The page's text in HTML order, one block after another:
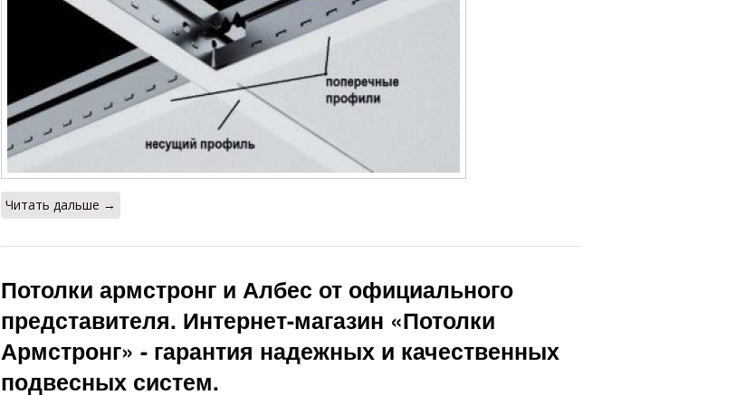
Читать дальше →
Потолки армстронг и Албес от официального
представителя. Интернет-магазин «Потолки
Армстронг» - гарантия надежных и качественных
подвесных систем.